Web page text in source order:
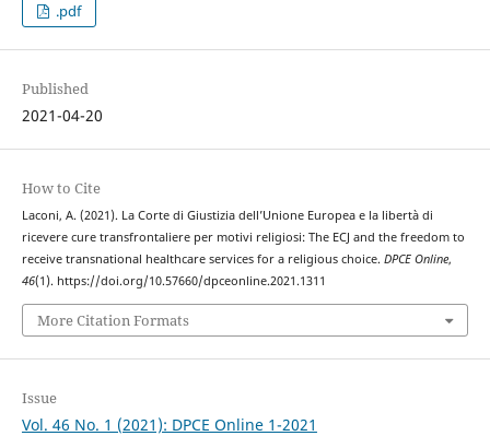
.pdf
Published
2021-04-20
How to Cite
Laconi, A. (2021). La Corte di Giustizia dell’Unione Europea e la libertà di
ricevere cure transfrontaliere per motivi religiosi: The ECJ and the freedom to
receive transnational healthcare services for a religious choice. DPCE Online,
46(1). https://doi.org/10.57660/dpceonline.2021.1311
More Citation Formats
Issue
Vol. 46 No. 1 (2021): DPCE Online 1-2021